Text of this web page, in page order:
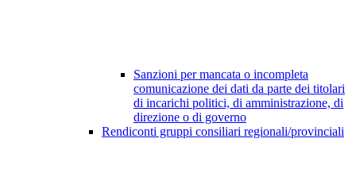
Sanzioni per mancata o incompleta
comunicazione dei dati da parte dei titolari
di incarichi politici, di amministrazione, di
direzione o di governo
Rendiconti gruppi consiliari regionali/provinciali